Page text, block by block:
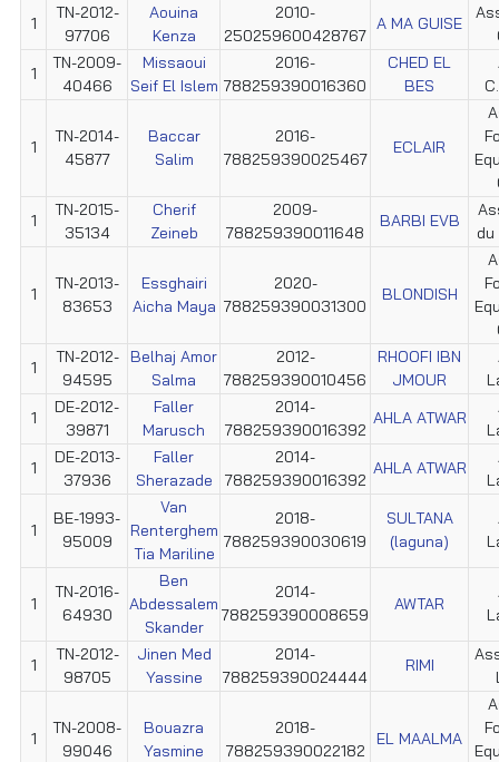
1
TN-2012-
97706
Aouina
Kenza
2010-
250259600428767
A MA GUISE
1
TN-2009-
40466
Missaoui
Seif El Islem
2016-
788259390016360
CHED EL
BES
1
TN-2014-
45877
Baccar
Salim
2016-
788259390025467
ECLAIR
1
TN-2015-
35134
Cherif
Zeineb
2009-
788259390011648
BARBI EVB
du
1
TN-2013-
83653
Essghairi
Aicha Maya
2020-
788259390031300
BLONDISH
1
TN-2012-
94595
Belhaj Amor
Salma
2012-
788259390010456
RHOOFI IBN
JMOUR
1
DE-2012-
39871
Faller
Marusch
2014-
788259390016392
AHLA ATWAR
1
DE-2013-
37936
Faller
Sherazade
2014-
788259390016392
AHLA ATWAR
1
BE-1993-
95009
Van
Renterghem
Tia Mariline
2018-
788259390030619
SULTANA
(laguna)
1
TN-2016-
64930
Ben
Abdessalem
Skander
2014-
788259390008659
AWTAR
1
TN-2012-
98705
Jinen Med
Yassine
2014-
788259390024444
RIMI
1
TN-2008-
99046
Bouazra
Yasmine
2018-
788259390022182
EL MAALMA